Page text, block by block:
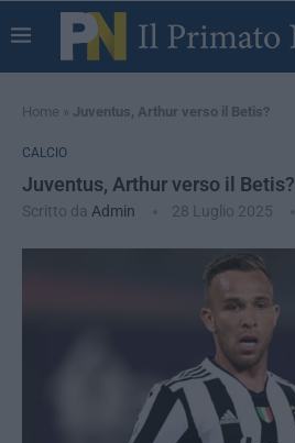
Home » Juventus, Arthur verso il Betis?
CALCIO
Juventus, Arthur verso il Betis?
Scritto da Admin 28 Luglio 2025